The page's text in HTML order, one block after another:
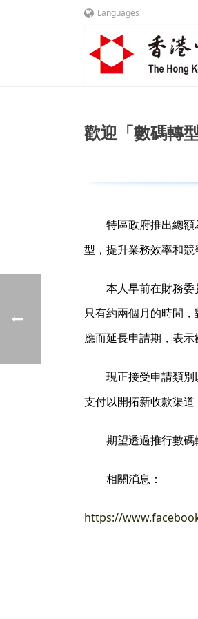
Languages
歡迎「數碼轉
特區政府推出總
型，提升業務效率和
本人早前在財務
只有約兩個月的時間
應而延長申請期，表示
現正接受申請類
支付以開拓新收款渠道
期望透過推行數碼
相關消息：
https://